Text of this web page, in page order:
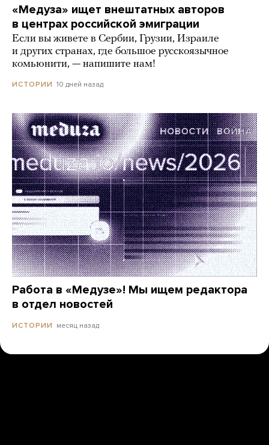
«Медуза» ищет внештатных авторов
в центрах российской эмиграции
Если вы живете в Сербии, Грузии, Израиле
и других странах, где большое русскоязычное
комьюнити, — напишите нам!
ИСТОРИИ 10 дней назад
Работа в «Медузе»! Мы ищем редактора
в отдел новостей
ИСТОРИИ месяц назад